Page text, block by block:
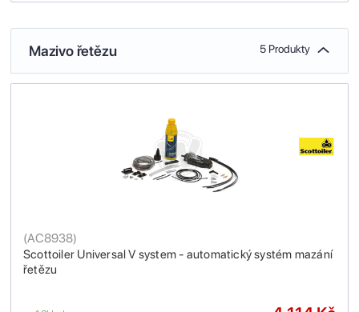
Mazivo řetězu 5 Produkty
Scottoiler Universal V system - automatický systém mazání
řetězu
(AC8938)